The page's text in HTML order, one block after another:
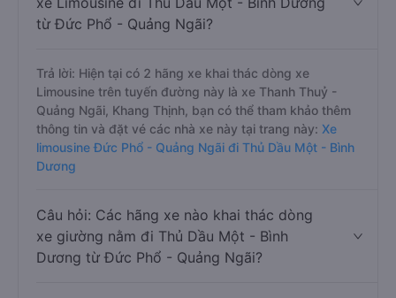
từ Đức Phổ - Quảng Ngãi?
Trả lời: Hiện tại có 2 hãng xe khai thác dòng xe
Limousine trên tuyến đường này là xe Thanh Thuỷ -
Quảng Ngãi, Khang Thịnh, bạn có thể tham khảo thêm
thông tin và đặt vé các nhà xe này tại trang này: Xe
limousine Đức Phổ - Quảng Ngãi đi Thủ Dầu Một - Bình
Dương
Câu hỏi: Các hãng xe nào khai thác dòng
xe giường nằm đi Thủ Dầu Một - Bình
Dương từ Đức Phổ - Quảng Ngãi?